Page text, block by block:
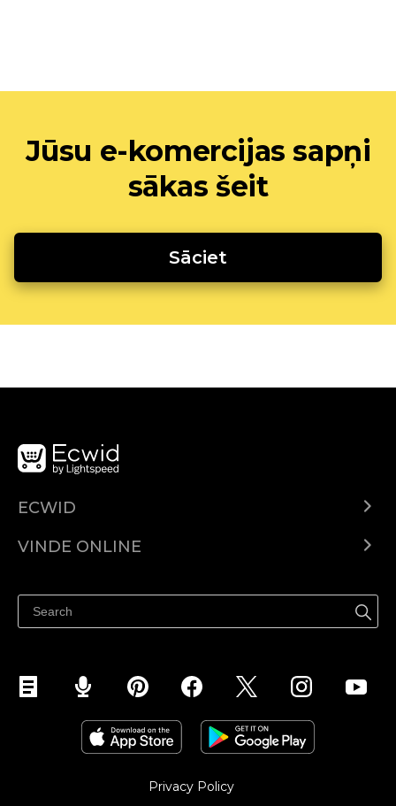
Jūsu e-komercijas sapņi
sākas šeit
Sāciet
ECWID
Prețuri
VINDE ONLINE
Vinde pe Facebook
Vinde pe Instagram
Privacy Policy